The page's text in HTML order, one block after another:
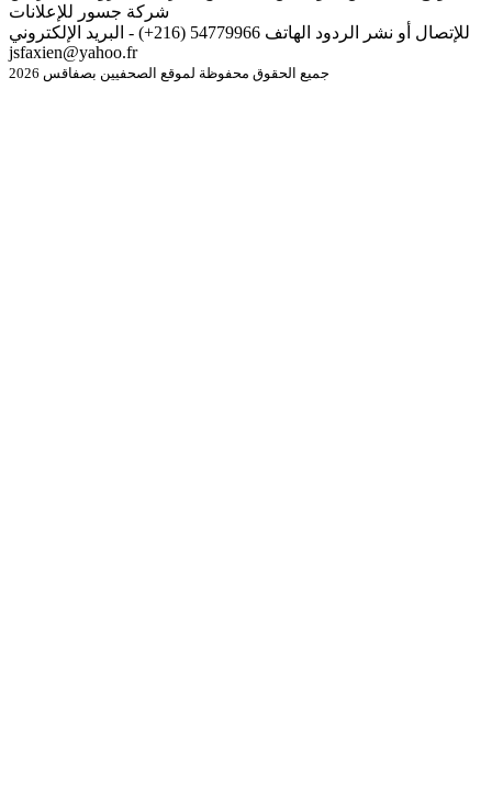
شركة جسور للإعلانات
للإتصال أو نشر الردود الهاتف 54779966 (216+) - البريد الإلكتروني
jsfaxien@yahoo.fr
جميع الحقوق محفوظة لموقع الصحفيين بصفاقس 2026